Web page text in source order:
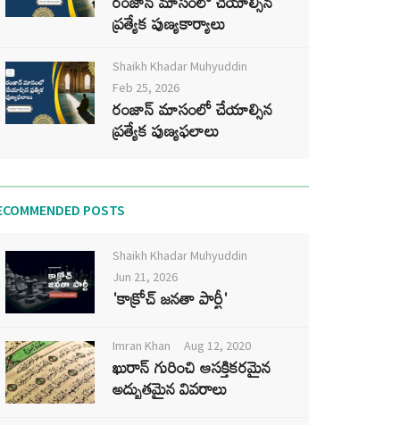
ప్రత్యేక పుణ్యకార్యాలు
Shaikh Khadar Muhyuddin
Feb 25, 2026
రంజాన్ మాసంలో చేయాల్సిన
ప్రత్యేక పుణ్యఫలాలు
POSTS
Shaikh Khadar Muhyuddin
Jun 21, 2026
'కాక్రోచ్ జనతా పార్టీ'
Imran Khan Aug 12, 2020
ఖురాన్ గురించి ఆసక్తికరమైన
అద్భుతమైన వివరాలు